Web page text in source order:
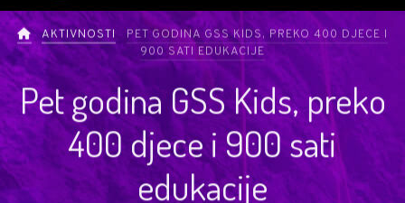
AKTIVNOSTI
PET GODINA GSS KIDS, PREKO 400 DJECE I
900 SATI EDUKACIJE
Pet godina GSS Kids, preko
400 djece i 900 sati
edukacije